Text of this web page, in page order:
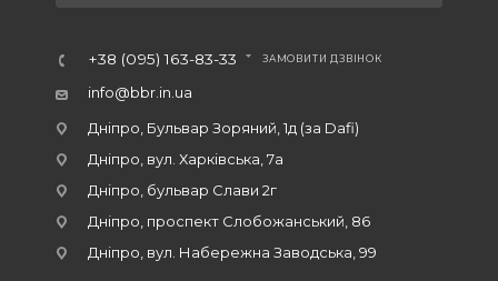
+38 (095) 163-83-33 ЗАМОВИТИ ДЗВІНОК
info@bbr.in.ua
Дніпро, Бульвар Зоряний, 1д (за Dafi)
Дніпро, вул. Харківська, 7а
Дніпро, бульвар Слави 2г
Дніпро, проспект Слобожанський, 86
Дніпро, вул. Набережна Заводська, 99